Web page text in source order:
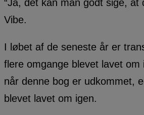
“Ja, det kan man godt sige, at
Vibe.
I løbet af de seneste år er
flere omgange blevet lavet om
når denne bog er udkommet,
blevet lavet om igen.